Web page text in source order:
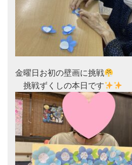
金曜日お初の壁画に挑戦
挑戦ずくしの本日です